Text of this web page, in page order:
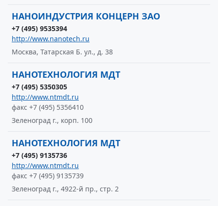
НАНОИНДУСТРИЯ КОНЦЕРН ЗАО
+7 (495) 9535394
http://www.nanotech.ru
Москва, Татарская Б. ул., д. 38
НАНОТЕХНОЛОГИЯ МДТ
+7 (495) 5350305
http://www.ntmdt.ru
факс +7 (495) 5356410
Зеленоград г., корп. 100
НАНОТЕХНОЛОГИЯ МДТ
+7 (495) 9135736
http://www.ntmdt.ru
факс +7 (495) 9135739
Зеленоград г., 4922-й пр., стр. 2